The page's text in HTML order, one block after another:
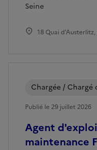
Seine
18 Quai d'Austerlitz,
Agent
maintenance
Chargée /
Publié le 29 juillet 2026